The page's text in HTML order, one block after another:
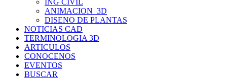
ING CIVIL
ANIMACION_3D
DISENO DE PLANTAS
NOTICIAS CAD
TERMINOLOGIA 3D
ARTICULOS
CONOCENOS
EVENTOS
BUSCAR